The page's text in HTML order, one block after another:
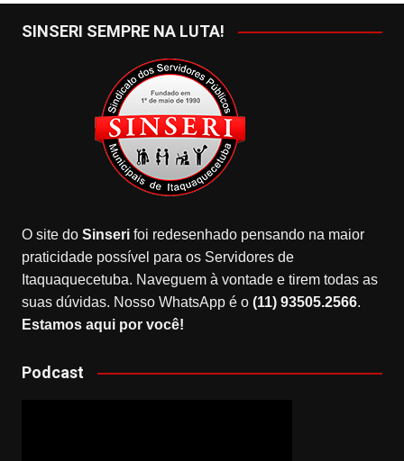
SINSERI SEMPRE NA LUTA!
O site do Sinserifoi redesenhado pensando na maior
praticidade possível para os Servidores de
Itaquaquecetuba. Naveguem à vontade e tirem todas as
suas dúvidas. Nosso WhatsApp é o (11) 93505.2566.
Estamos aqui por você!
Podcast